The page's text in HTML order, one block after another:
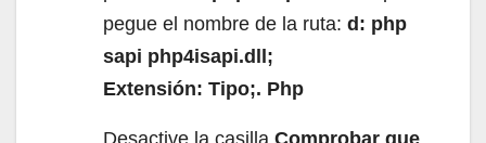
pegue el nombre de la ruta: d: php
sapi php4isapi.dll;
Extensión: Tipo;. Php
Desactive la casilla Comprobar que